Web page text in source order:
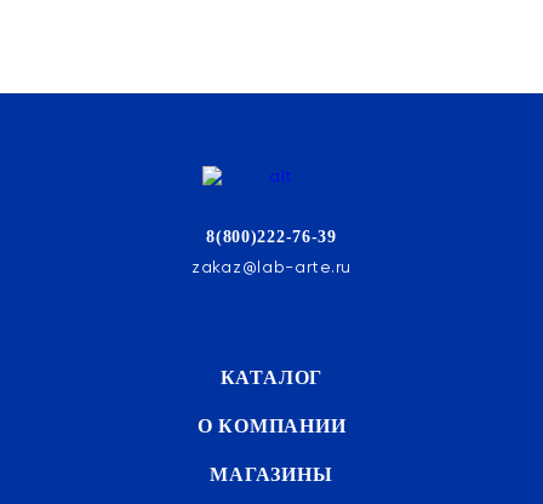
8(800)222-76-39
zakaz@lab-arte.ru
КАТАЛОГ
О КОМПАНИИ
МАГАЗИНЫ